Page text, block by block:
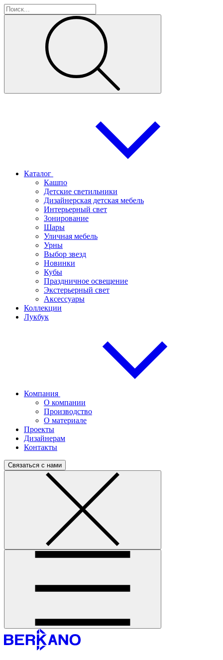
Каталог
Кашпо
Детские светильники
Дизайнерская детская мебель
Интерьерный свет
Зонирование
Шары
Уличная мебель
Урны
Выбор звезд
Новинки
Кубы
Праздничное освещение
Экстерьерный свет
Аксессуары
Коллекции
Лукбук
Компания
О компании
Производство
О материале
Проекты
Дизайнерам
Контакты
Связаться с нами